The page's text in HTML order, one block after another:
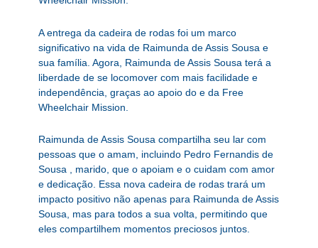
A entrega da cadeira de rodas foi um marco
significativo na vida de Raimunda de Assis Sousa e
sua família. Agora, Raimunda de Assis Sousa terá a
liberdade de se locomover com mais facilidade e
independência, graças ao apoio do e da Free
Wheelchair Mission.
Raimunda de Assis Sousa compartilha seu lar com
pessoas que o amam, incluindo Pedro Fernandis de
Sousa , marido, que o apoiam e o cuidam com amor
e dedicação. Essa nova cadeira de rodas trará um
impacto positivo não apenas para Raimunda de Assis
Sousa, mas para todos a sua volta, permitindo que
eles compartilhem momentos preciosos juntos.